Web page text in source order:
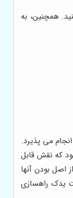
همچنین، به
می پذیرد.
که نقش قابل
اصل بودن آنها
یدک راهسازی